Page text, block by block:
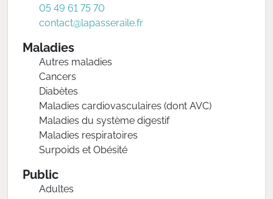
05 49 61 75 70
contact@lapasseraile.fr
Maladies
Autres maladies
Cancers
Diabètes
Maladies cardiovasculaires (dont AVC)
Maladies du système digestif
Maladies respiratoires
Surpoids et Obésité
Public
Adultes